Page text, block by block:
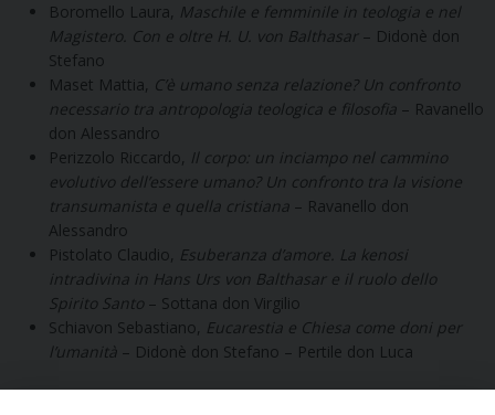
Boromello Laura, Maschile e femminile in teologia e nel
Magistero. Con e oltre H. U. von Balthasar – Didonè don
Stefano
Maset Mattia, C’è umano senza relazione? Un confronto
necessario tra antropologia teologica e filosofia – Ravanello
don Alessandro
Perizzolo Riccardo, Il corpo: un inciampo nel cammino
evolutivo dell’essere umano? Un confronto tra la visione
transumanista e quella cristiana – Ravanello don
Alessandro
Pistolato Claudio, Esuberanza d’amore. La kenosi
intradivina in Hans Urs von Balthasar e il ruolo dello
Spirito Santo – Sottana don Virgilio
Schiavon Sebastiano, Eucarestia e Chiesa come doni per
l’umanità – Didonè don Stefano – Pertile don Luca